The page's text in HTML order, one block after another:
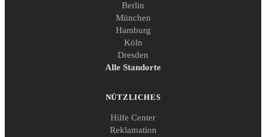
Berlin
München
Hamburg
Köln
Dresden
Alle Standorte
NÜTZLICHES
Hilfe Center
Reklamation